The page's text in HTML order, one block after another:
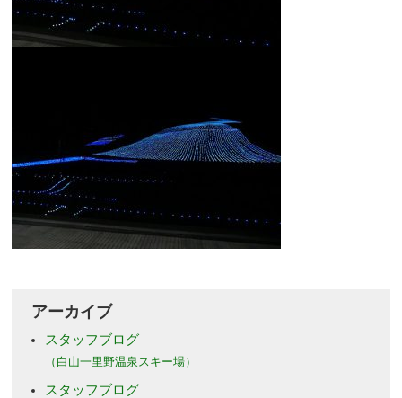
アーカイブ
スタッフブログ
（白山一里野温泉スキー場）
スタッフブログ